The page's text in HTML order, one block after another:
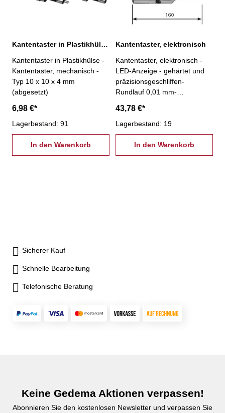
Kantentaster in Plastikhülse, mechanisch
Kantentaster in Plastikhülse -
Kantentaster, mechanisch -
Typ 10 x 10 x 4 mm
(abgesetzt)
6,98 €*
Lagerbestand: 91
In den Warenkorb
Kantentaster, elektronisch
Kantentaster, elektronisch -
LED-Anzeige - gehärtet und
präzisionsgeschliffen-
Rundlauf 0,01 mm-
10 mm
43,78 €*
Lagerbestand: 19
In den Warenkorb
Sicherer Kauf
Schnelle Bearbeitung
Telefonische Beratung
Keine Gedema Aktionen verpassen!
Abonnieren Sie den kostenlosen Newsletter und verpassen Sie